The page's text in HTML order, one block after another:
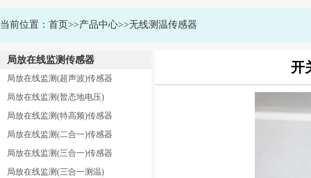
当前位置： 首页>>产品中心>>无线测温传感器
局放在线监测传感器
局放在线监测(超声波)传感器
局放在线监测(暂态地电压)
局放在线监测(特高频)传感器
局放在线监测(二合一)传感器
局放在线监测(三合一)传感器
局放在线监测(三合一测温)
开